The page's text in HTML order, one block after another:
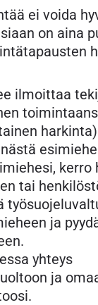
ei voida
on aina
ilmoittaa
kerro
tai
ja
yhteys
ja